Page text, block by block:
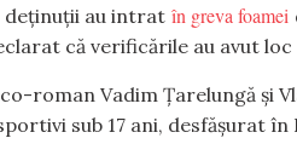
deținuții au intrat în greva foamei
că verificările au avut
roman Vadim Țarelungă și
sub 17 ani, desfășurat în